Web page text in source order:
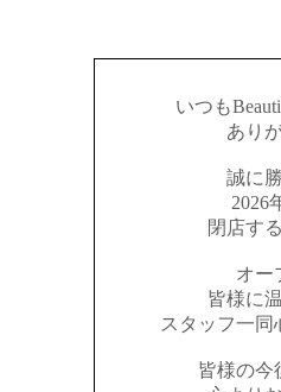
いつも
あり
誠に
2026
閉店す
オー
皆様に
スタッフ一
皆様の今